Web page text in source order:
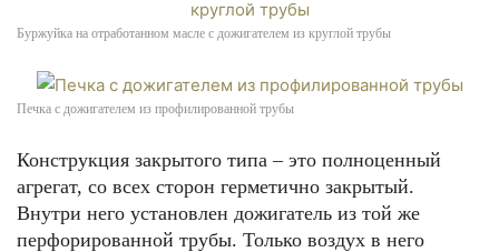
Буржуйка на отработанном масле с дожигателем из круглой трубы
Печка с дожигателем из профилированной трубы
Конструкция закрытого типа – это полноценный
агрегат, со всех сторон герметично закрытый.
Внутри него установлен дожигатель из той же
перфорированной трубы. Только воздух в него